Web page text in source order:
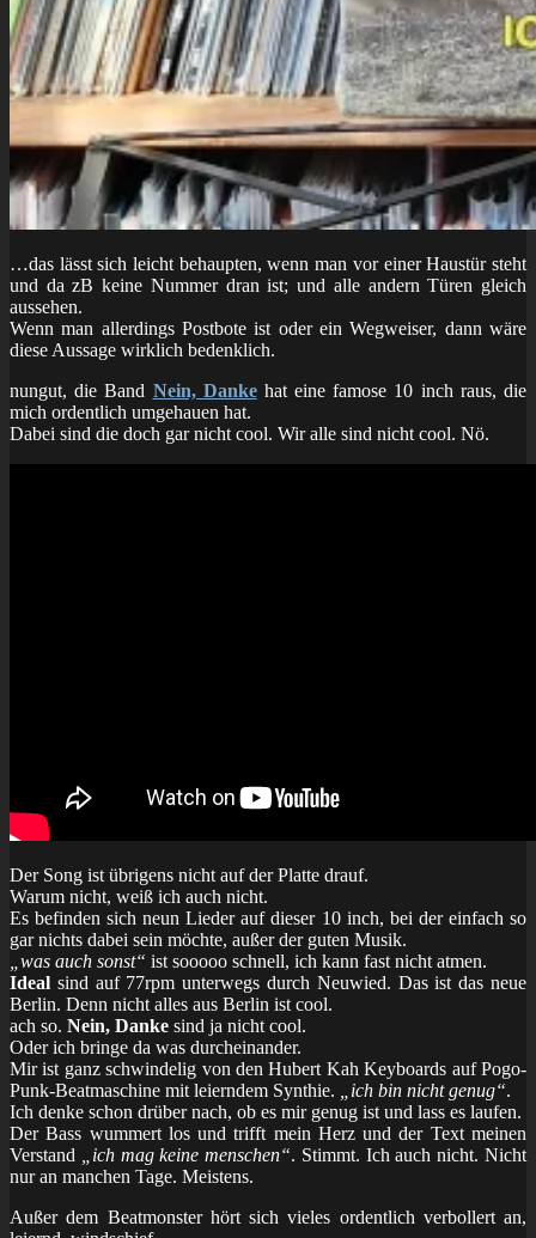
…das lässt sich leicht behaupten, wenn man vor einer Haustür steht
und da zB keine Nummer dran ist; und alle andern Türen gleich
aussehen.
Wenn man allerdings Postbote ist oder ein Wegweiser, dann wäre
diese Aussage wirklich bedenklich.
nungut, die Band Nein, Dankehat eine famose 10 inch raus, die
mich ordentlich umgehauen hat.
Dabei sind die doch gar nicht cool. Wir alle sind nicht cool. Nö.
Der Song ist übrigens nicht auf der Platte drauf.
Warum nicht, weiß ich auch nicht.
Es befinden sich neun Lieder auf dieser 10 inch, bei der einfach so
gar nichts dabei sein möchte, außer der guten Musik.
„was auch sonst“ ist sooooo schnell, ich kann fast nicht atmen.
Ideal sind auf 77rpm unterwegs durch Neuwied. Das ist das neue
Berlin. Denn nicht alles aus Berlin ist cool.
ach so. Nein, Danke sind ja nicht cool.
Oder ich bringe da was durcheinander.
Mir ist ganz schwindelig von den Hubert Kah Keyboards auf Pogo-
Punk-Beatmaschine mit leierndem Synthie. „ich bin nicht genug“.
Ich denke schon drüber nach, ob es mir genug ist und lass es laufen.
Der Bass wummert los und trifft mein Herz und der Text meinen
Verstand „ich mag keine menschen“. Stimmt. Ich auch nicht. Nicht
nur an manchen Tage. Meistens.
Außer dem Beatmonster hört sich vieles ordentlich verbollert an,